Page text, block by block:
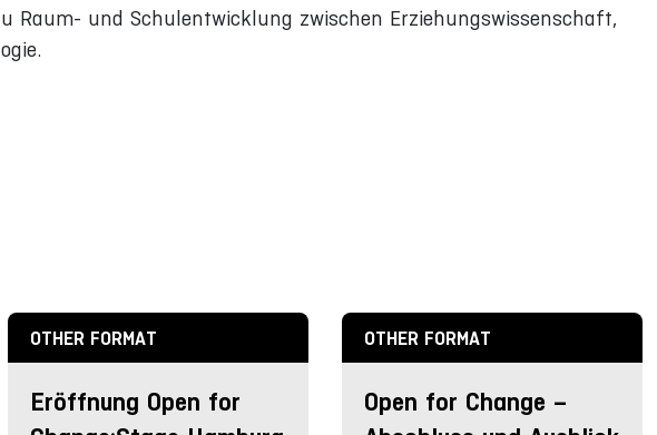
Raum- und Schulentwicklung zwischen Erziehungswissenschaft,
OTHER FORMAT
Eröffnung Open for
OTHER FORMAT
Open for Change –